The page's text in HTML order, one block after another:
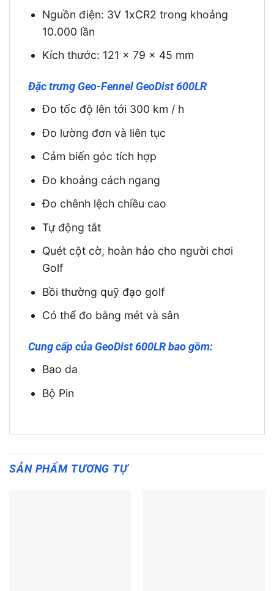
Nguồn điện: 3V 1xCR2 trong khoảng
10.000 lần
Kích thước: 121 x 79 x 45 mm
Đặc trưng Geo-Fennel GeoDist 600LR
Đo tốc độ lên tới 300 km / h
Đo lường đơn và liên tục
Cảm biến góc tích hợp
Đo khoảng cách ngang
Đo chênh lệch chiều cao
Tự động tắt
Quét cột cờ, hoàn hảo cho người chơi
Golf
Bồi thường quỹ đạo golf
Có thể đo bằng mét và sân
Cung cấp của GeoDist 600LR bao gồm:
Bao da
Bộ Pin
SẢN PHẨM TƯƠNG TỰ